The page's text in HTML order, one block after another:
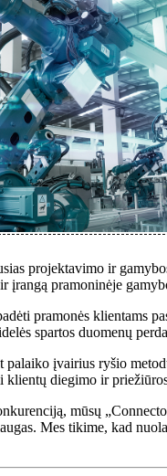
projektavimo ir
įrangą pramoninėje
pramonės klientams
spartos duomenų
palaiko įvairius ryšio
klientų diegimo ir
mūsų
Mes tikime, kad